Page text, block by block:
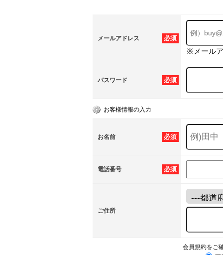
必須
メールアドレス
※メール
必須
パスワード
お客様情報の入力
必須
お名前
必須
電話番号
ご住所
会員規約をご